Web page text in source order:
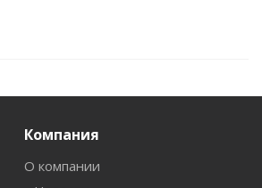
Компания
О компании